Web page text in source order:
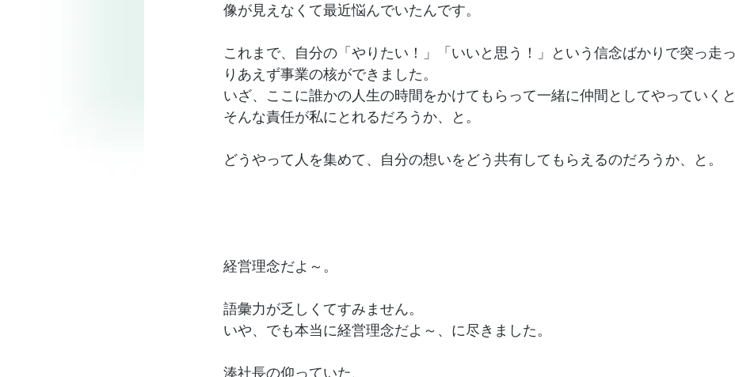
像が見えなくて最近悩んでいたんです。
これまで、自分の「やりたい！」「いいと思う！」という信念ばかりで突っ走
りあえず事業の核ができました。
いざ、ここに誰かの人生の時間をかけてもらって一緒に仲間としてやっていくと
そんな責任が私にとれるだろうか、と。
どうやって人を集めて、自分の想いをどう共有してもらえるのだろうか、と。
経営理念だよ～。
語彙力が乏しくてすみません。
いや、でも本当に経営理念だよ～、に尽きました。
湊社長の仰っていた、